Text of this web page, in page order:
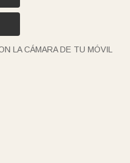
LA CÁMARA DE TU MÓVIL